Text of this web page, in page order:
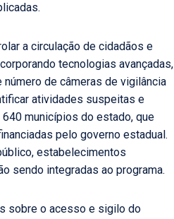
a circulação de cidadãos e
tecnologias avançadas,
de câmeras de vigilância
atividades suspeitas e
municípios do estado, que
pelo governo estadual.
estabelecimentos
sendo integradas ao programa.
sobre o acesso e sigilo do